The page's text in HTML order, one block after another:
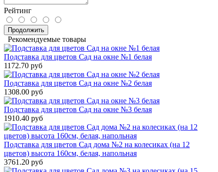
Рейтинг
Продолжить
Рекомендуемые товары
Подставка для цветов Сад на окне №1 белая
1172.70 руб
Подставка для цветов Сад на окне №2 белая
1308.00 руб
Подставка для цветов Сад на окне №3 белая
1910.40 руб
Подставка для цветов Сад дома №2 на колесиках (на 12
цветов) высота 160см, белая, напольная
3761.20 руб